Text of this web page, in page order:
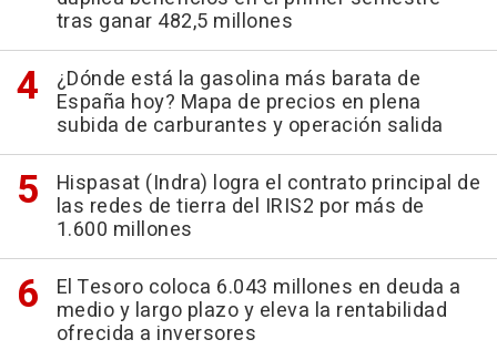
tras ganar 482,5 millones
¿Dónde está la gasolina más barata de
España hoy? Mapa de precios en plena
subida de carburantes y operación salida
Hispasat (Indra) logra el contrato principal de
las redes de tierra del IRIS2 por más de
1.600 millones
El Tesoro coloca 6.043 millones en deuda a
medio y largo plazo y eleva la rentabilidad
ofrecida a inversores